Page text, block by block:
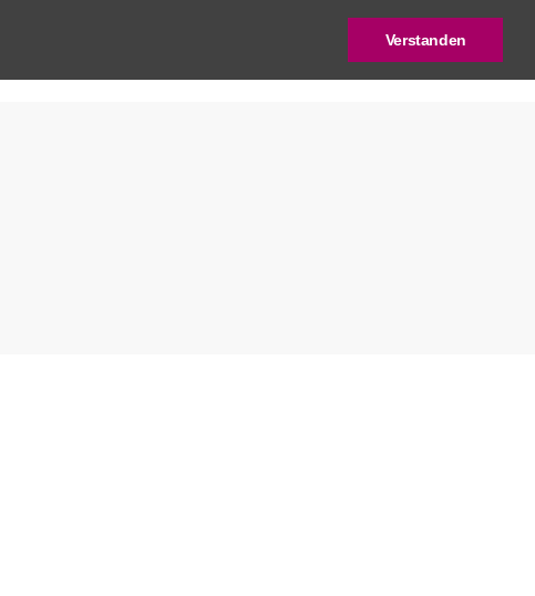
Verstanden
Deutscher Städtebaupreis